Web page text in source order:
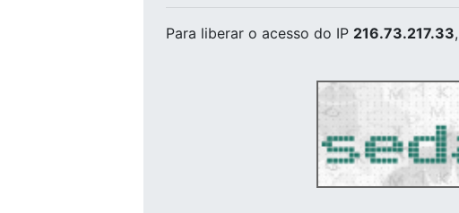
Para liberar o acesso do IP 216.73.217.33